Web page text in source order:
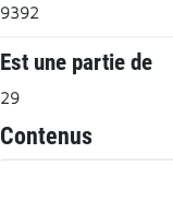
9392
Est une partie de
29
Contenus